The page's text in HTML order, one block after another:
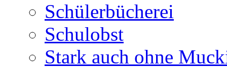
Schülerbücherei
Schulobst
Stark auch ohne